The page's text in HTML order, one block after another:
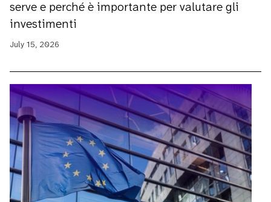
serve e perché è importante per valutare gli
investimenti
July 15, 2026